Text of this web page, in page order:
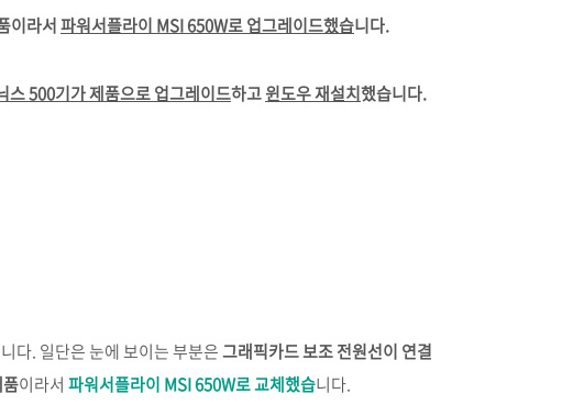
이라서파워서플라이 MSI 650W로 업그레이드했습니다.
스 500기가 제품으로 업그레이드하고윈도우 재설치했습니다.
다. 일단은 눈에 보이는 부분은그래픽카드 보조 전원선이 연결
이라서 파워서플라이 MSI 650W로 교체했습니다.